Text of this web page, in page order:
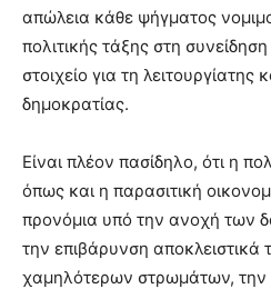
απώλεια κάθε ψήγματος
πολιτικής τάξης στη
στοιχείο για τη λειτουργίατης
δημοκρατίας.
Είναι πλέον πασίδηλο, ότι η
όπως και η παρασιτική
προνόμια υπό την ανοχή των
την επιβάρυνση αποκλειστικά
χαμηλότερων στρωμάτων, την